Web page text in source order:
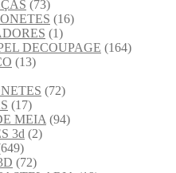
(73)
(16)
(1)
DECOUPAGE (164)
(13)
(72)
(17)
MEIA (94)
3d (2)
(72)